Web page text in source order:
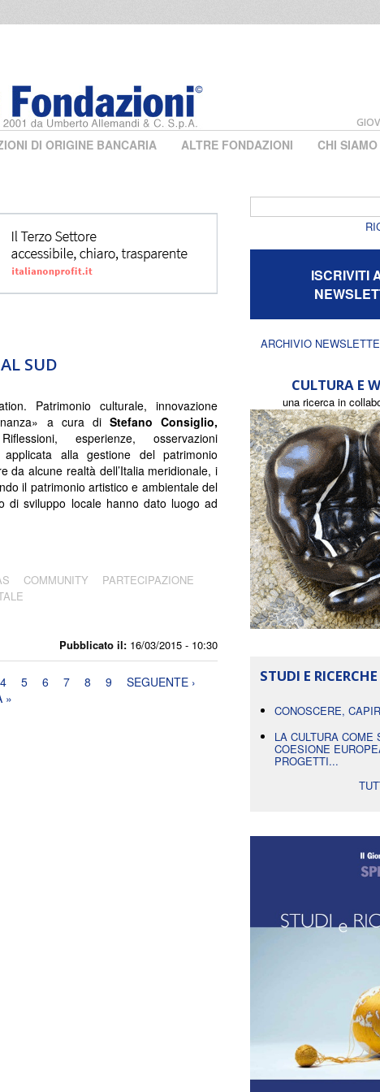
DI ORIGINE BANCARIA ALTRE FONDAZIONI CHI SIAMO
SUD
Pubblicato il: 16/03/2015 - 10:30
Patrimonio culturale, innovazione
a cura diStefano Consiglio,
Riflessioni, esperienze, osservazioni
applicata alla gestione del patrimonio
da alcune realtà dell’Italia meridionale, i
il patrimonio artistico e ambientale del
di sviluppo locale hanno dato luogo ad
COMMUNITY
PARTECIPAZIONE
4 5 6 7 8 9
SEGUENTE ›
»
ISCRIVITI
ARCHIVIO
CULTURA E
una ricerca in
STUDI E RICERCHE
CONOSCERE,
LA CULTURA COME
COESIONE
PROGETTI...